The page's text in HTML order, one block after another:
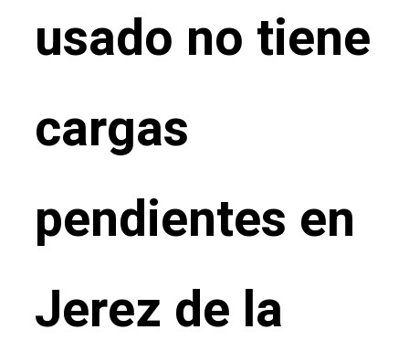
usado no tiene
cargas
pendientes en
Jerez de la